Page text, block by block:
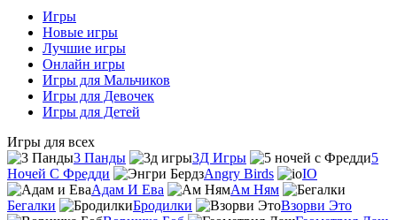
Игры
Новые игры
Лучшие игры
Онлайн игры
Игры для Мальчиков
Игры для Девочек
Игры для Детей
Игры для всех
3 Панды
3Д Игры
5
Ночей С Фредди
Angry Birds
IO
Адам И Ева
Ам Ням
Бегалки
Бродилки
Взорви Это